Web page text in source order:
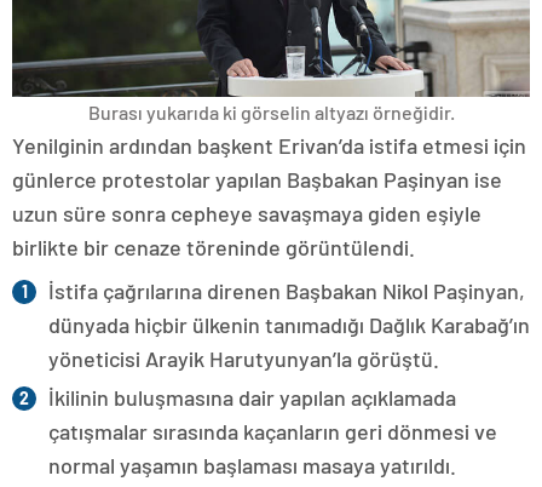
Burası yukarıda ki görselin altyazı örneğidir.
Yenilginin ardından başkent Erivan’da istifa etmesi için
günlerce protestolar yapılan Başbakan Paşinyan ise
uzun süre sonra cepheye savaşmaya giden eşiyle
birlikte bir cenaze töreninde görüntülendi.
İstifa çağrılarına direnen Başbakan Nikol Paşinyan,
dünyada hiçbir ülkenin tanımadığı Dağlık Karabağ’ın
yöneticisi Arayik Harutyunyan’la görüştü.
İkilinin buluşmasına dair yapılan açıklamada
çatışmalar sırasında kaçanların geri dönmesi ve
normal yaşamın başlaması masaya yatırıldı.